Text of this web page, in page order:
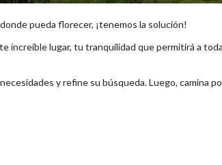
pueda florecer, ¡tenemos la solución!
increíble lugar, tu tranquilidad que permitirá a
y refine su búsqueda. Luego, camina